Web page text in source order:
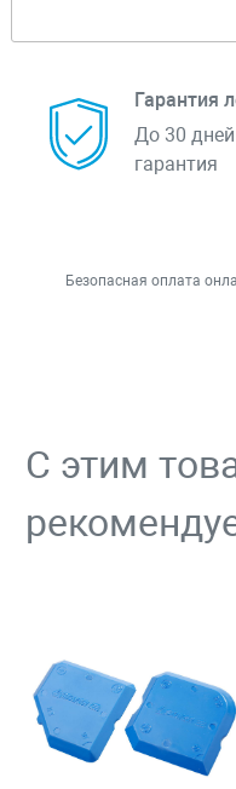
Гарантия
До 30
гарантия
Безопасная оплата
С этим